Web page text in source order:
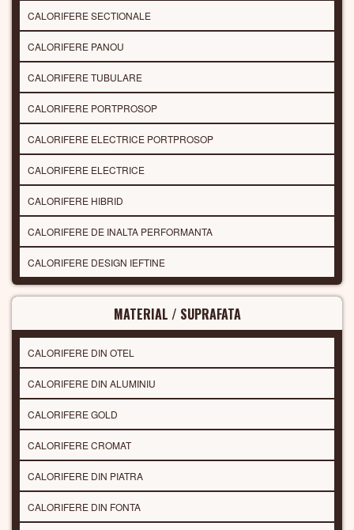
CALORIFERE SECTIONALE
CALORIFERE PANOU
CALORIFERE TUBULARE
CALORIFERE PORTPROSOP
CALORIFERE ELECTRICE PORTPROSOP
CALORIFERE ELECTRICE
CALORIFERE HIBRID
CALORIFERE DE INALTA PERFORMANTA
CALORIFERE DESIGN IEFTINE
MATERIAL / SUPRAFATA
CALORIFERE DIN OTEL
CALORIFERE DIN ALUMINIU
CALORIFERE GOLD
CALORIFERE CROMAT
CALORIFERE DIN PIATRA
CALORIFERE DIN FONTA